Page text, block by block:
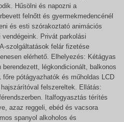
Hűsölni és napozni a
felnőtt és gyermekmedencénél
és esti szórakoztató animációs
Privát parkolási
szolgáltatások felár fizetése
Elhelyezés: Kétágyas
légkondicionált, balkonos
pótágyazhatók és műholdas LCD
felszereltek. Ellátás:
Italfogyasztás térítés
azaz reggeli, ebéd és vacsora
spanyol alkoholos és